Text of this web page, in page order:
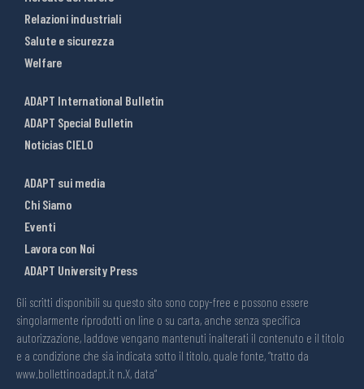
Relazioni industriali
Salute e sicurezza
Welfare
ADAPT International Bulletin
ADAPT Special Bulletin
Noticias CIELO
ADAPT sui media
Chi Siamo
Eventi
Lavora con Noi
ADAPT University Press
Gli scritti disponibili su questo sito sono copy-free e possono essere
singolarmente riprodotti on line o su carta, anche senza specifica
autorizzazione, laddove vengano mantenuti inalterati il contenuto e il titolo
e a condizione che sia indicata sotto il titolo, quale fonte, “tratto da
www.bollettinoadapt.it n.X, data“